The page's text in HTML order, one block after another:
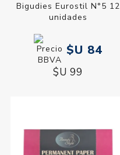
Bigudies Eurostil N°5 12
unidades
$U 84
$U 99